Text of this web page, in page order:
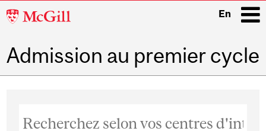
McGill
En
Admission au premier cycle